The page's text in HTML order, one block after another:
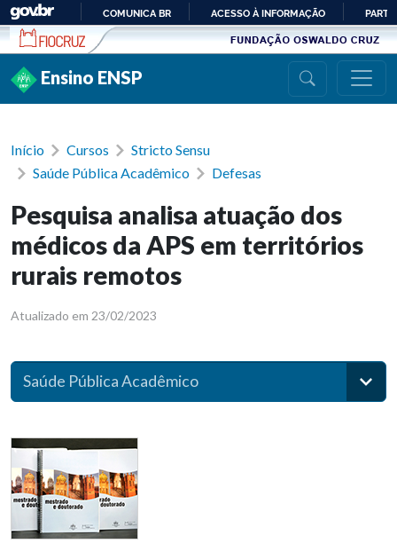
Ir para conteúdo
PARA
COMUNICA BR ACESSO À INFORMAÇÃO
Ensino ENSP
Início Cursos
Stricto Sensu
Saúde Pública Acadêmico
Defesas
Pesquisa analisa atuação dos
médicos da APS em territórios
rurais remotos
Atualizado em 23/02/2023
Saúde Pública Acadêmico